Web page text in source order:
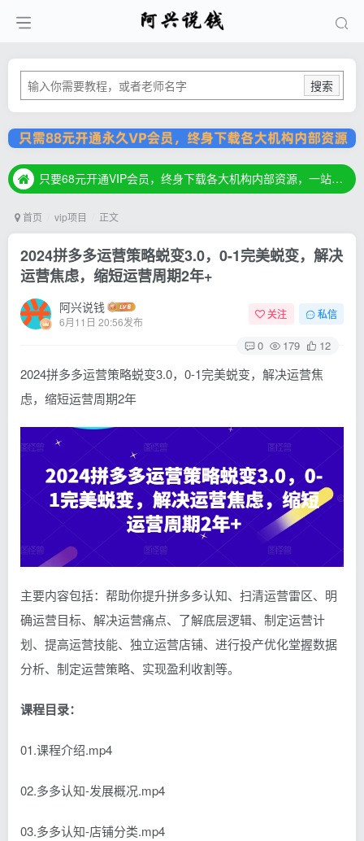
搜索
只要68元开通VIP会员，终身下载各大机构内部资源，一站式草根创业基地，最新最强网赚教程大全，小投入，大回报！
只要68元开通VIP会员，终身下载各大机构内部资源，一站式草根创业基地，最新最强网赚教程大全，小投入，大回报！
首页 vip项目 正文
2024拼多多运营策略蜕变3.0，0-1完美蜕变，解决
运营焦虑，缩短运营周期2年+
阿兴说钱
6月11日 20:56发布
关注 私信
0 179 12
2024拼多多运营策略蜕变3.0，0-1完美蜕变，解决运营焦
虑，缩短运营周期2年
主要内容包括：帮助你提升拼多多认知、扫清运营雷区、明
确运营目标、解决运营痛点、了解底层逻辑、制定运营计
划、提高运营技能、独立运营店铺、进行投产优化堂握数据
分析、制定运营策略、实现盈利收割等。
课程目录：
01.课程介绍.mp4
02.多多认知-发展概况.mp4
03.多多认知-店铺分类.mp4